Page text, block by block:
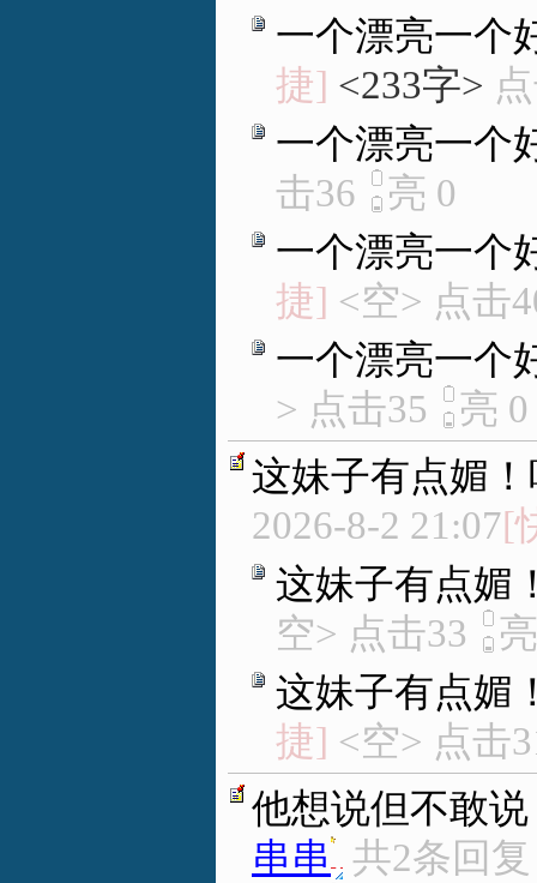
一个漂亮一个
捷] <233字>
一个漂亮一个
击36
亮 0
一个漂亮一个
捷] <空> 点击
一个漂亮一个
> 点击35
亮 0
这妹子有点媚
2026-8-2 21:07[
这妹子有点媚
空> 点击33
这妹子有点媚
捷] <空> 点击
他想说但不敢
串串. 共2条回